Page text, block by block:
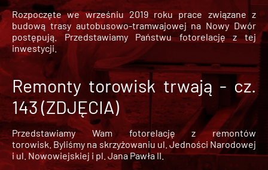
Rozpoczęte we wrześniu 2019 roku prace związane z
budową trasy autobusowo-tramwajowej na Nowy Dwór
postępują. Przedstawiamy Państwu fotorelację z tej
inwestycji.
Remonty torowisk trwają - cz.
143 (ZDJĘCIA)
Przedstawiamy Wam fotorelację z remontów
torowisk. Byliśmy na skrzyżowaniu ul. Jedności Narodowej
i ul. Nowowiejskiej i pl. Jana Pawła II.